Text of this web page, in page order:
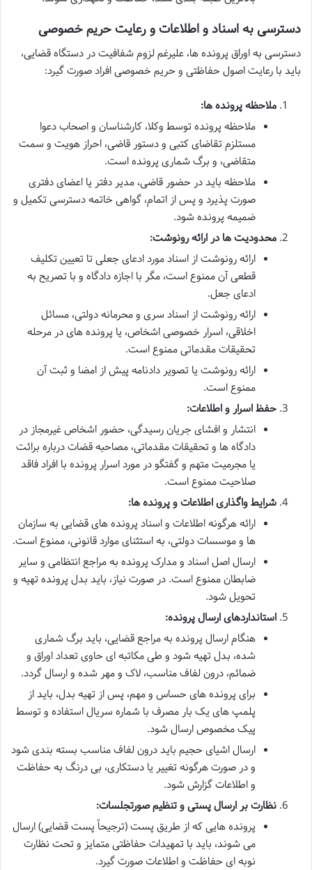
دسترسی به اسناد و اطلاعات و رعایت حریم خصوصی
دسترسی به اوراق پرونده ها، علیرغم لزوم شفافیت در دستگاه قضایی،
باید با رعایت اصول حفاظتی و حریم خصوصی افراد صورت گیرد:
ملاحظه پرونده ها:
ملاحظه پرونده توسط وکلا، کارشناسان و اصحاب دعوا
مستلزم تقاضای کتبی و دستور قاضی، احراز هویت و سمت
متقاضی، و برگ شماری پرونده است.
ملاحظه باید در حضور قاضی، مدیر دفتر یا اعضای دفتری
صورت پذیرد و پس از اتمام، گواهی خاتمه دسترسی تکمیل و
ضمیمه پرونده شود.
محدودیت ها در ارائه رونوشت:
ارائه رونوشت از اسناد مورد ادعای جعلی تا تعیین تکلیف
قطعی آن ممنوع است، مگر با اجازه دادگاه و با تصریح به
ادعای جعل.
ارائه رونوشت از اسناد سری و محرمانه دولتی، مسائل
اخلاقی، اسرار خصوصی اشخاص، یا پرونده های در مرحله
تحقیقات مقدماتی ممنوع است.
ارائه رونوشت یا تصویر دادنامه پیش از امضا و ثبت آن
ممنوع است.
حفظ اسرار و اطلاعات:
انتشار و افشای جریان رسیدگی، حضور اشخاص غیرمجاز در
دادگاه ها و تحقیقات مقدماتی، مصاحبه قضات درباره برائت
یا مجرمیت متهم و گفتگو در مورد اسرار پرونده با افراد فاقد
صلاحیت ممنوع است.
شرایط واگذاری اطلاعات و پرونده ها:
ارائه هرگونه اطلاعات و اسناد پرونده های قضایی به سازمان
ها و موسسات دولتی، به استثنای موارد قانونی، ممنوع است.
ارسال اصل اسناد و مدارک پرونده به مراجع انتظامی و سایر
ضابطان ممنوع است. در صورت نیاز، باید بدل پرونده تهیه و
تحویل شود.
استانداردهای ارسال پرونده:
هنگام ارسال پرونده به مراجع قضایی، باید برگ شماری
شده، بدل تهیه شود و طی مکاتبه ای حاوی تعداد اوراق و
ضمائم، درون لفاف مناسب، لاک و مهر شده و ارسال گردد.
برای پرونده های حساس و مهم، پس از تهیه بدل، باید از
پلمپ های یک بار مصرف با شماره سریال استفاده و توسط
پیک مخصوص ارسال شود.
ارسال اشیای حجیم باید درون لفاف مناسب بسته بندی شود
و در صورت هرگونه تغییر یا دستکاری، بی درنگ به حفاظت
و اطلاعات گزارش شود.
نظارت بر ارسال پستی و تنظیم صورتجلسات:
پرونده هایی که از طریق پست (ترجیحاً پست قضایی) ارسال
می شوند، باید با تمهیدات حفاظتی متمایز و تحت نظارت
نوبه ای حفاظت و اطلاعات صورت گیرد.